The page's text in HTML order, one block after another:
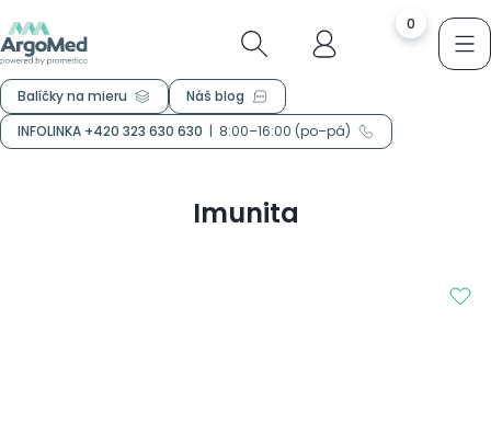
0
Balíčky na mieru
Náš blog
INFOLINKA +420 323 630 630 | 8:00–16:00 (po–pá)
Imunita